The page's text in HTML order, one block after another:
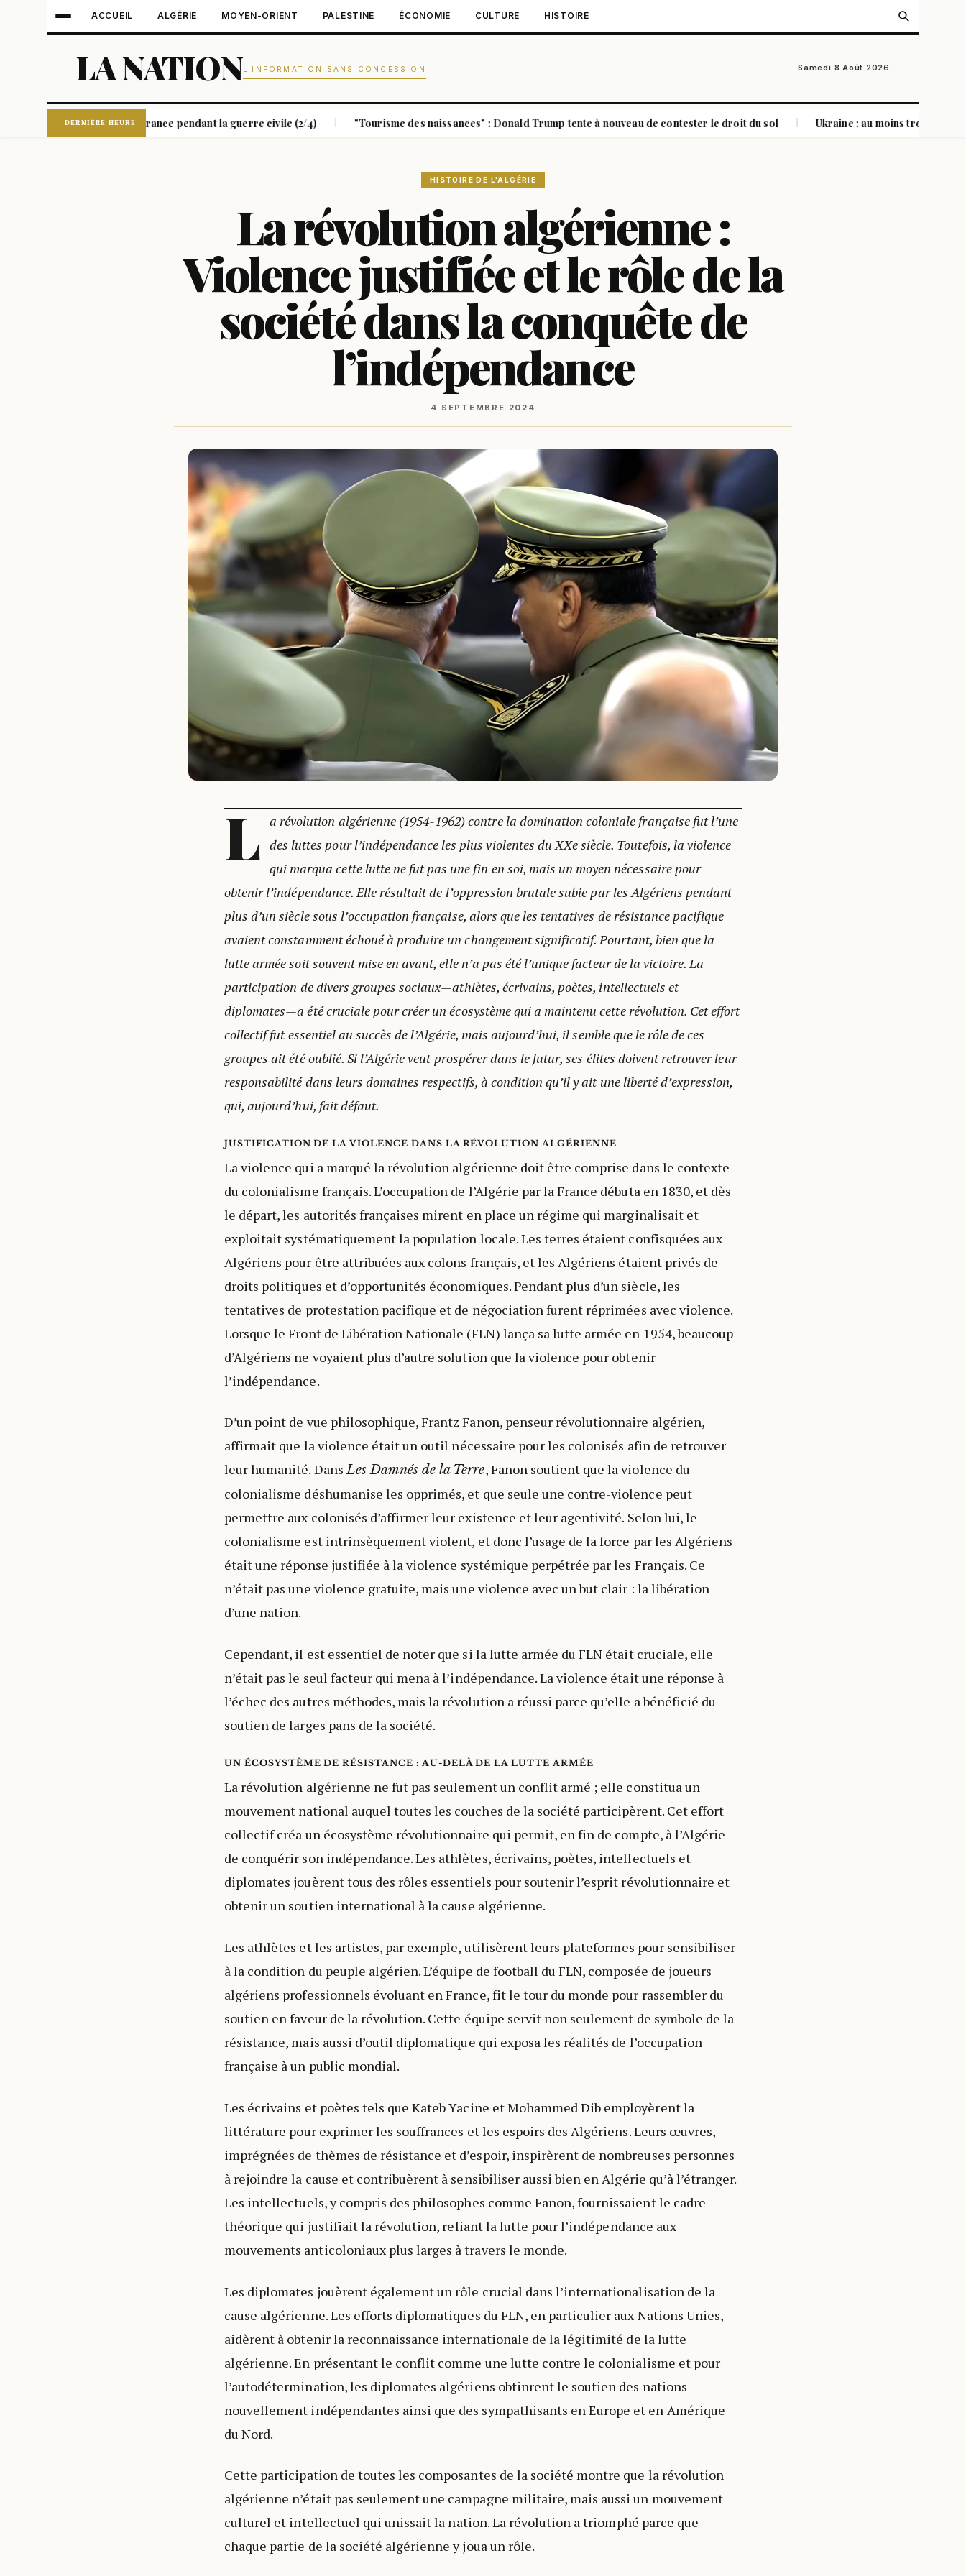
ACCUEIL ALGÉRIE MOYEN-ORIENT PALESTINE ÉCONOMIE CULTURE HISTOIRE
LA NATIONL'INFORMATION SANS CONCESSION Samedi 8 Août 2026
DERNIÈRE HEURE
espagnols en France pendant la guerre civile (2/4) | "Tourisme des naissances" : Donald Trump tente à nouveau de contester le droit du sol | Ukraine : au moins trois morts dans de
HISTOIRE DE L'ALGÉRIE
La révolution algérienne :
Violence justifiée et le rôle de la
société dans la conquête de
l’indépendance
4 SEPTEMBRE 2024
L a révolution algérienne (1954-1962) contre la domination coloniale française fut l’une
des luttes pour l’indépendance les plus violentes du XXe siècle. Toutefois, la violence
qui marqua cette lutte ne fut pas une fin en soi, mais un moyen nécessaire pour
obtenir l’indépendance. Elle résultait de l’oppression brutale subie par les Algériens pendant
plus d’un siècle sous l’occupation française, alors que les tentatives de résistance pacifique
avaient constamment échoué à produire un changement significatif. Pourtant, bien que la
lutte armée soit souvent mise en avant, elle n’a pas été l’unique facteur de la victoire. La
participation de divers groupes sociaux—athlètes, écrivains, poètes, intellectuels et
diplomates—a été cruciale pour créer un écosystème qui a maintenu cette révolution. Cet effort
collectif fut essentiel au succès de l’Algérie, mais aujourd’hui, il semble que le rôle de ces
groupes ait été oublié. Si l’Algérie veut prospérer dans le futur, ses élites doivent retrouver leur
responsabilité dans leurs domaines respectifs, à condition qu’il y ait une liberté d’expression,
qui, aujourd’hui, fait défaut.
JUSTIFICATION DE LA VIOLENCE DANS LA RÉVOLUTION ALGÉRIENNE
La violence qui a marqué la révolution algérienne doit être comprise dans le contexte
du colonialisme français. L’occupation de l’Algérie par la France débuta en 1830, et dès
le départ, les autorités françaises mirent en place un régime qui marginalisait et
exploitait systématiquement la population locale. Les terres étaient confisquées aux
Algériens pour être attribuées aux colons français, et les Algériens étaient privés de
droits politiques et d’opportunités économiques. Pendant plus d’un siècle, les
tentatives de protestation pacifique et de négociation furent réprimées avec violence.
Lorsque le Front de Libération Nationale (FLN) lança sa lutte armée en 1954, beaucoup
d’Algériens ne voyaient plus d’autre solution que la violence pour obtenir
l’indépendance.
D’un point de vue philosophique, Frantz Fanon, penseur révolutionnaire algérien,
affirmait que la violence était un outil nécessaire pour les colonisés afin de retrouver
leur humanité. DansLes Damnés de la Terre, Fanon soutient que la violence du
colonialisme déshumanise les opprimés, et que seule une contre-violence peut
permettre aux colonisés d’affirmer leur existence et leur agentivité. Selon lui, le
colonialisme est intrinsèquement violent, et donc l’usage de la force par les Algériens
était une réponse justifiée à la violence systémique perpétrée par les Français. Ce
n’était pas une violence gratuite, mais une violence avec un but clair : la libération
d’une nation.
Cependant, il est essentiel de noter que si la lutte armée du FLN était cruciale, elle
n’était pas le seul facteur qui mena à l’indépendance. La violence était une réponse à
l’échec des autres méthodes, mais la révolution a réussi parce qu’elle a bénéficié du
soutien de larges pans de la société.
UN ÉCOSYSTÈME DE RÉSISTANCE : AU-DELÀ DE LA LUTTE ARMÉE
La révolution algérienne ne fut pas seulement un conflit armé ; elle constitua un
mouvement national auquel toutes les couches de la société participèrent. Cet effort
collectif créa un écosystème révolutionnaire qui permit, en fin de compte, à l’Algérie
de conquérir son indépendance. Les athlètes, écrivains, poètes, intellectuels et
diplomates jouèrent tous des rôles essentiels pour soutenir l’esprit révolutionnaire et
obtenir un soutien international à la cause algérienne.
Les athlètes et les artistes, par exemple, utilisèrent leurs plateformes pour sensibiliser
à la condition du peuple algérien. L’équipe de football du FLN, composée de joueurs
algériens professionnels évoluant en France, fit le tour du monde pour rassembler du
soutien en faveur de la révolution. Cette équipe servit non seulement de symbole de la
résistance, mais aussi d’outil diplomatique qui exposa les réalités de l’occupation
française à un public mondial.
Les écrivains et poètes tels que Kateb Yacine et Mohammed Dib employèrent la
littérature pour exprimer les souffrances et les espoirs des Algériens. Leurs œuvres,
imprégnées de thèmes de résistance et d’espoir, inspirèrent de nombreuses personnes
à rejoindre la cause et contribuèrent à sensibiliser aussi bien en Algérie qu’à l’étranger.
Les intellectuels, y compris des philosophes comme Fanon, fournissaient le cadre
théorique qui justifiait la révolution, reliant la lutte pour l’indépendance aux
mouvements anticoloniaux plus larges à travers le monde.
Les diplomates jouèrent également un rôle crucial dans l’internationalisation de la
cause algérienne. Les efforts diplomatiques du FLN, en particulier aux Nations Unies,
aidèrent à obtenir la reconnaissance internationale de la légitimité de la lutte
algérienne. En présentant le conflit comme une lutte contre le colonialisme et pour
l’autodétermination, les diplomates algériens obtinrent le soutien des nations
nouvellement indépendantes ainsi que des sympathisants en Europe et en Amérique
du Nord.
Cette participation de toutes les composantes de la société montre que la révolution
algérienne n’était pas seulement une campagne militaire, mais aussi un mouvement
culturel et intellectuel qui unissait la nation. La révolution a triomphé parce que
chaque partie de la société algérienne y joua un rôle.